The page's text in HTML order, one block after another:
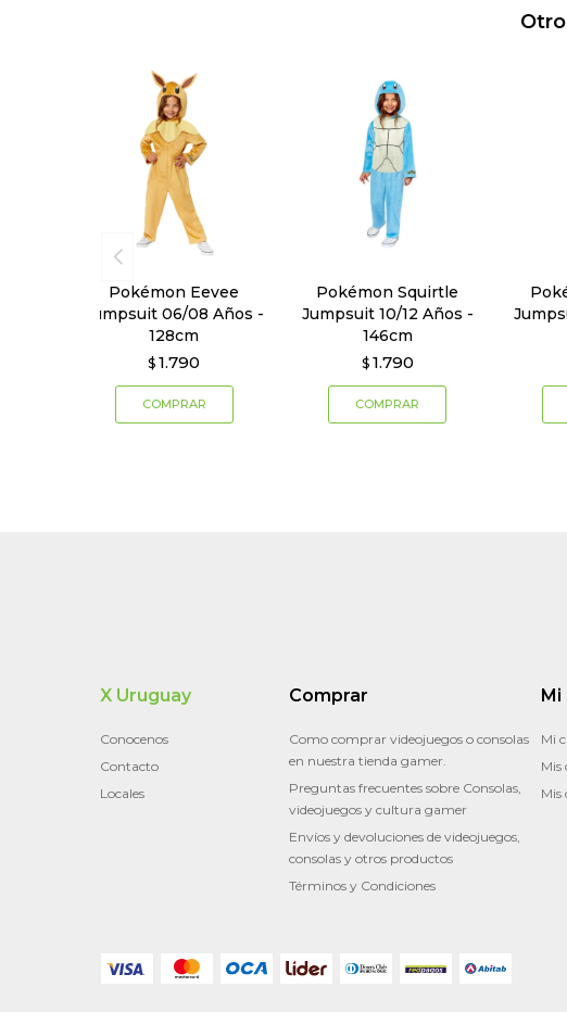
Pokémon Eevee
Jumpsuit 06/08 Años -
128cm
$ 1.790
Pokémon Squirtle
Jumpsuit 10/12 Años -
146cm
$ 1.790
X Uruguay
Conocenos
Contacto
Locales
Comprar
Como comprar videojuegos o consolas
en nuestra tienda gamer.
Preguntas frecuentes sobre Consolas,
videojuegos y cultura gamer
Envíos y devoluciones de videojuegos,
consolas y otros productos
Términos y Condiciones
Mi
Mis
Mis